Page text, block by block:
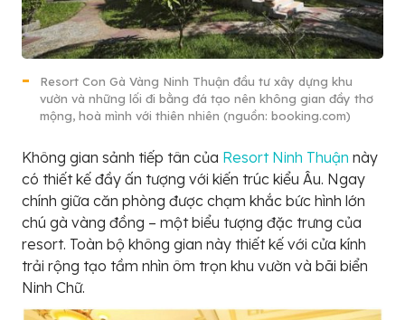
Resort Con Gà Vàng Ninh Thuận đầu tư xây dựng khu
vườn và những lối đi bằng đá tạo nên không gian đầy thơ
mộng, hoà mình với thiên nhiên (nguồn: booking.com)
Không gian sảnh tiếp tân của Resort Ninh Thuận này
có thiết kế đầy ấn tượng với kiến trúc kiểu Âu. Ngay
chính giữa căn phòng được chạm khắc bức hình lớn
chú gà vàng đồng – một biểu tượng đặc trưng của
resort. Toàn bộ không gian này thiết kế với cửa kính
trải rộng tạo tầm nhìn ôm trọn khu vườn và bãi biển
Ninh Chữ.